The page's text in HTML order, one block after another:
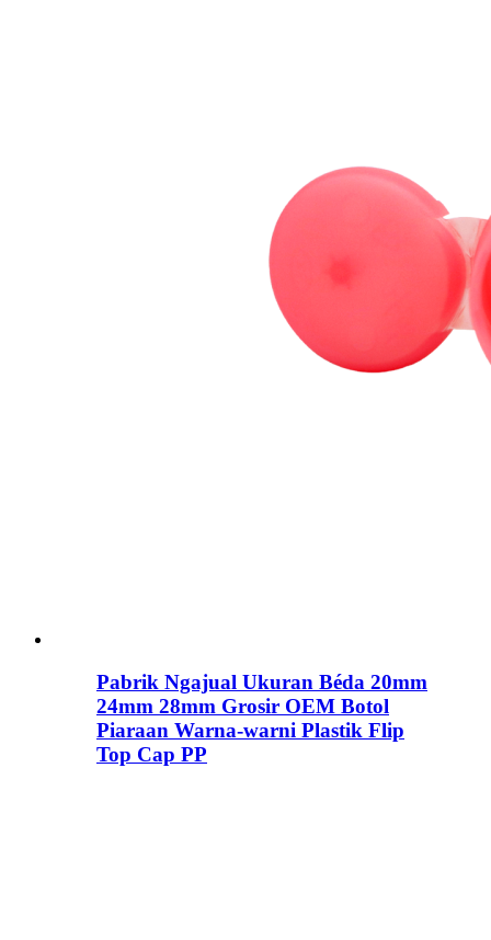
Pabrik Ngajual Ukuran Béda 20mm
24mm 28mm Grosir OEM Botol
Piaraan Warna-warni Plastik Flip
Top Cap PP